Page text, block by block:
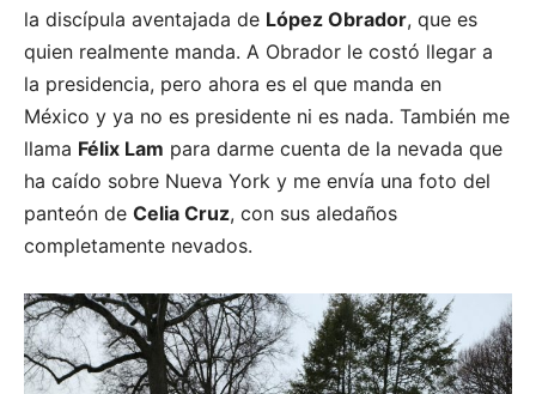
la discípula aventajada de López Obrador, que es
quien realmente manda. A Obrador le costó llegar a
la presidencia, pero ahora es el que manda en
México y ya no es presidente ni es nada. También me
llama Félix Lam para darme cuenta de la nevada que
ha caído sobre Nueva York y me envía una foto del
panteón de Celia Cruz, con sus aledaños
completamente nevados.